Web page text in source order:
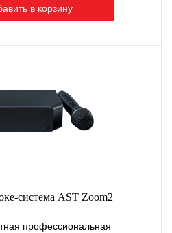
в корзину
система AST Zoom2
профессиональная